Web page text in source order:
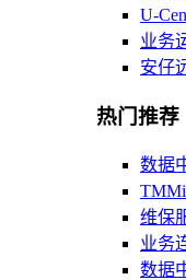
U-
业务
安仔
热门推荐
数据
维保
业务
数据